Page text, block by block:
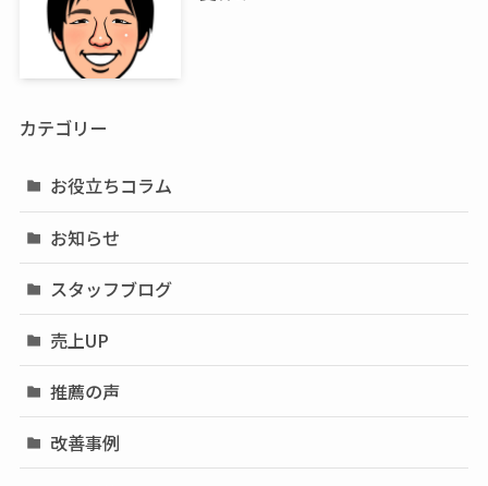
カテゴリー
お役立ちコラム
お知らせ
スタッフブログ
売上UP
推薦の声
改善事例